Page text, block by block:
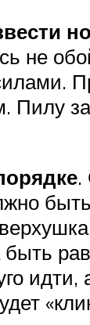
не
.